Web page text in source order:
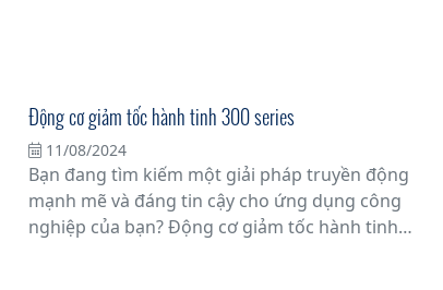
Động cơ giảm tốc hành tinh 300 series
11/08/2024
Bạn đang tìm kiếm một giải pháp truyền động
mạnh mẽ và đáng tin cậy cho ứng dụng công
nghiệp của bạn? Động cơ giảm tốc hành tinh